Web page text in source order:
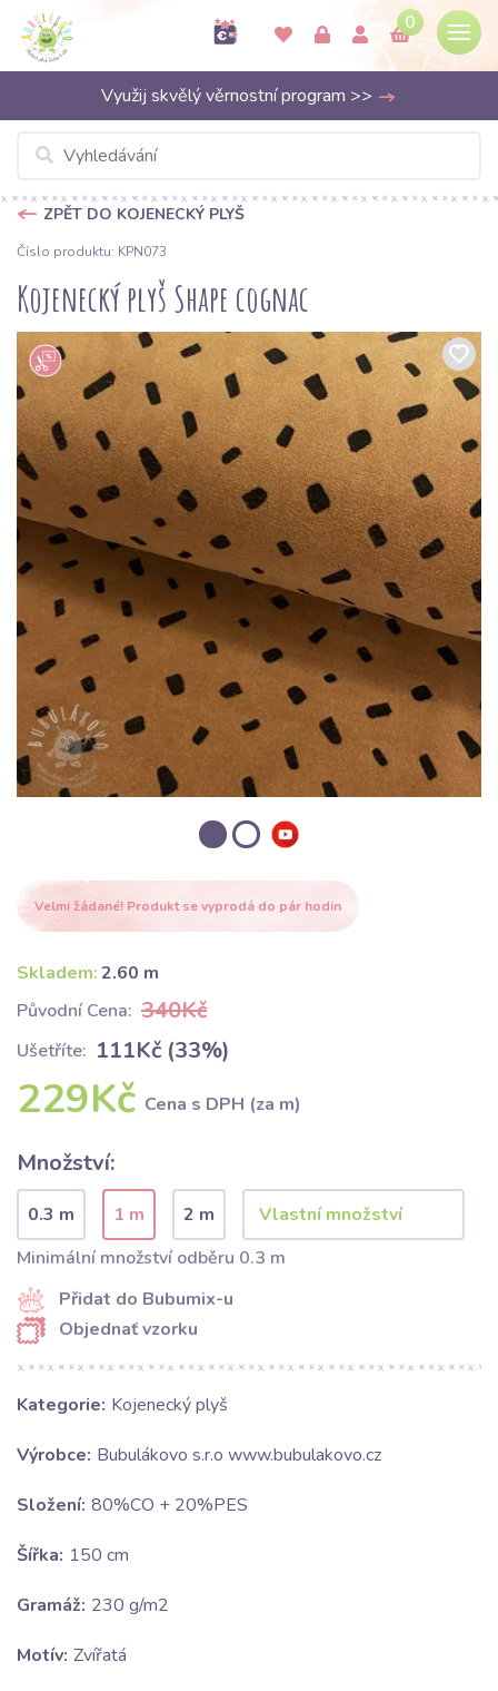
0
Využij skvělý věrnostní program >>
ZPĚT DO KOJENECKÝ PLYŠ
Číslo produktu: KPN073
Kojenecký plyš Shape cognac
Velmi žádané! Produkt se vyprodá do pár hodin
Skladem:2.60 m
Původní Cena: 340Kč
Ušetříte: 111Kč (33%)
229Kč Cena s DPH (za m)
Množství:
0.3 m 1 m
2 m
Minimální množství odběru 0.3 m
Přidat do Bubumix-u
Objednať vzorku
Kategorie: Kojenecký plyš
Výrobce: Bubulákovo s.r.o www.bubulakovo.cz
Složení: 80%CO + 20%PES
Šířka: 150 cm
Gramáž: 230 g/m2
Motív: Zvířatá